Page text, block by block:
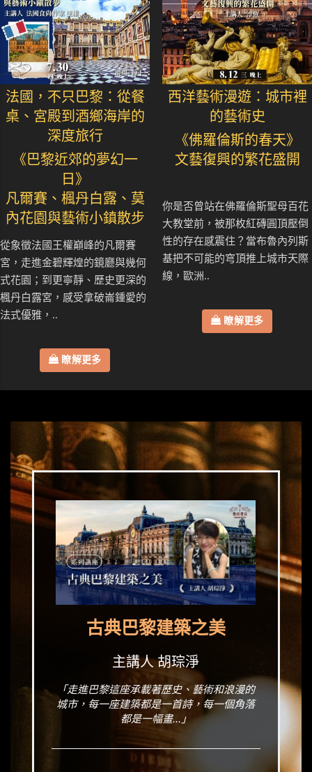
法國，不只巴黎：從餐
桌、宮殿到酒鄉海岸的
深度旅行
《巴黎近郊的夢幻一
日》
凡爾賽、楓丹白露、莫
內花園與藝術小鎮散步
從象徵法國王權巔峰的凡爾賽
宮，走進金碧輝煌的鏡廳與幾何
式花園；到更寧靜、歷史更深的
楓丹白露宮，感受拿破崙鍾愛的
法式優雅，..
瞭解更多
西洋藝術漫遊：城市裡
的藝術史
《佛羅倫斯的春天》
文藝復興的繁花盛開
你是否曾站在佛羅倫斯聖母百花
大教堂前，被那枚紅磚圓頂壓倒
性的存在感震住？當布魯內列斯
基把不可能的穹頂推上城市天際
線，歐洲..
瞭解更多
古典巴黎建築之美
主講人 胡琮淨
「走進巴黎這座承載著歷史、藝術和浪漫的
城市，每一座建築都是一首詩，每一個角落
都是一幅畫...」